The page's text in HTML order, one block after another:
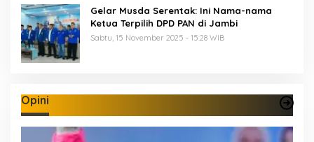
Gelar Musda Serentak: Ini Nama-nama
Ketua Terpilih DPD PAN di Jambi
Sabtu, 15 November 2025 - 15:28 WIB
Opini